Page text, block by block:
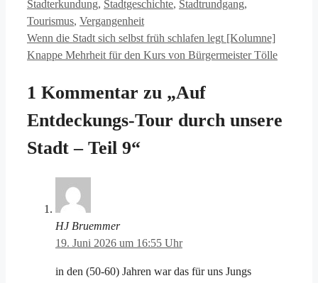
Stadterkundung, Stadtgeschichte, Stadtrundgang,
Tourismus, Vergangenheit
Wenn die Stadt sich selbst früh schlafen legt [Kolumne]
Knappe Mehrheit für den Kurs von Bürgermeister Tölle
1 Kommentar zu „Auf
Entdeckungs-Tour durch unsere
Stadt – Teil 9“
HJ Bruemmer
19. Juni 2026 um 16:55 Uhr
in den (50-60) Jahren war das für uns Jungs